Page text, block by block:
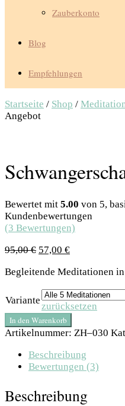
Zauberkonto
Blog
Empfehlungen
Startseite / Shop /
Angebot
Bewertet mit 5.00 von 5,
Kundenbewertungen
(3 Bewertungen)
95,00€ 57,00 €
Begleitende Meditationen
Variante
zurücksetzen
In den Warenkorb
Artikelnummer: ZH–030
Beschreibung
Bewertungen (3)
Beschreibung